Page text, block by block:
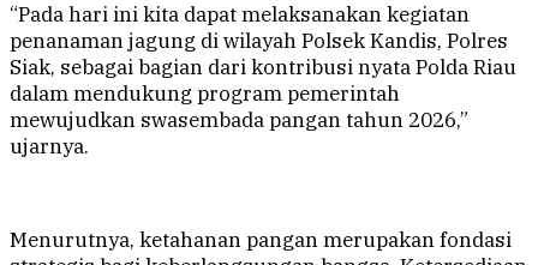
“Pada hari ini kita dapat melaksanakan kegiatan
penanaman jagung di wilayah Polsek Kandis, Polres
Siak, sebagai bagian dari kontribusi nyata Polda Riau
dalam mendukung program pemerintah
mewujudkan swasembada pangan tahun 2026,”
ujarnya.
Menurutnya, ketahanan pangan merupakan fondasi